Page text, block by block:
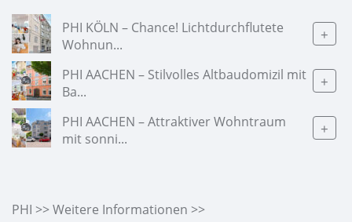
PHI KÖLN – Chance! Lichtdurchflutete
Wohnun...
+
PHI AACHEN – Stilvolles Altbaudomizil mit
Ba...
+
PHI AACHEN – Attraktiver Wohntraum
mit sonni...
+
PHI >> Weitere Informationen >>